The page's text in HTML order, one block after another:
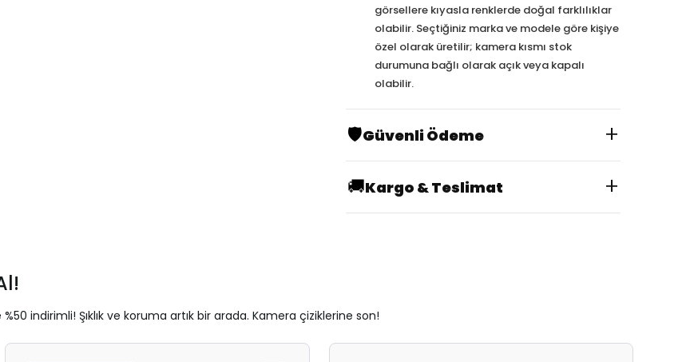
görsellere kıyasla renklerde doğal farklılıklar
olabilir. Seçtiğiniz marka ve modele göre kişiye
özel olarak üretilir; kamera kısmı stok
durumuna bağlı olarak açık veya kapalı
olabilir.
🛡️Güvenli Ödeme +
🚚Kargo & Teslimat +
indirimli! Şıklık ve koruma artık bir arada. Kamera çiziklerine son!